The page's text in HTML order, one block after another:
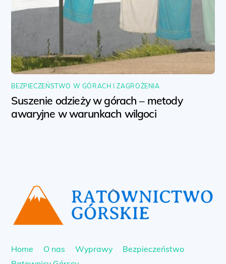
BEZPIECZEŃSTWO W GÓRACH I ZAGROŻENIA
Suszenie odzieży w górach – metody
awaryjne w warunkach wilgoci
Back
To
Top
Home O nas Wyprawy
Bezpieczeństwo